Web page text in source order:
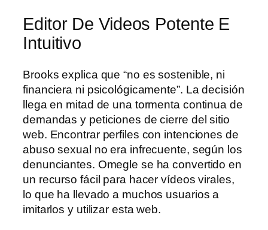
Editor De Videos Potente E
Intuitivo
Brooks explica que “no es sostenible, ni
financiera ni psicológicamente”. La decisión
llega en mitad de una tormenta continua de
demandas y peticiones de cierre del sitio
web. Encontrar perfiles con intenciones de
abuso sexual no era infrecuente, según los
denunciantes. Omegle se ha convertido en
un recurso fácil para hacer vídeos virales,
lo que ha llevado a muchos usuarios a
imitarlos y utilizar esta web.